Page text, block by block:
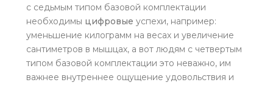
с седьмым типом базовой комплектации
необходимы цифровые успехи, например:
уменьшение килограмм на весах и увеличение
сантиметров в мышцах, а вот людям с четвертым
типом базовой комплектации это неважно, им
важнее внутреннее ощущение удовольствия и